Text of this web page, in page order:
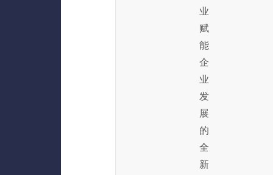
业
赋
能
企
业
发
展
的
全
新